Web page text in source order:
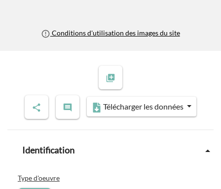
Conditions d'utilisation des images du site
Télécharger les données
Identification
Type d'oeuvre